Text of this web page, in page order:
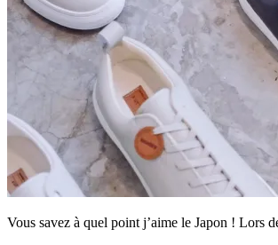
Vous savez à quel point j’aime le Japon ! Lors